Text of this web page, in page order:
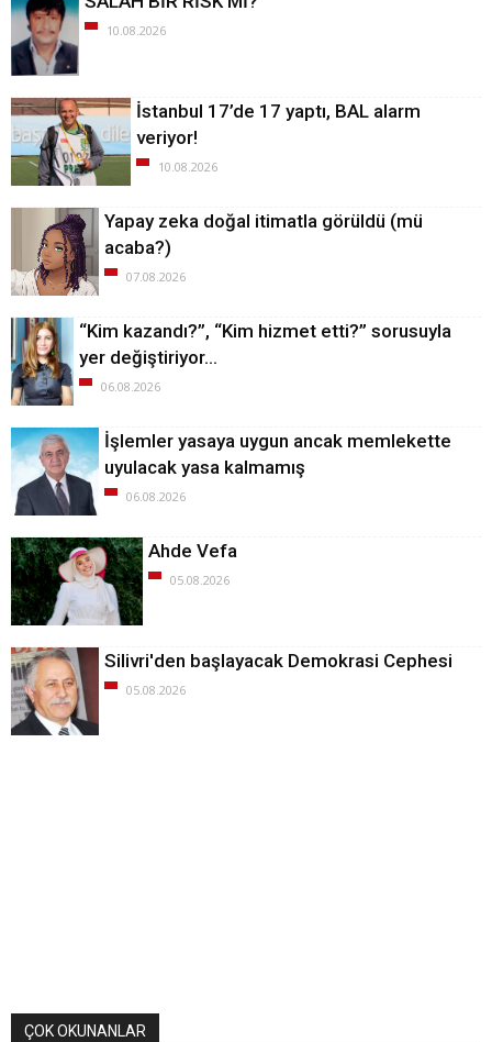
10.08.2026
İstanbul 17’de 17 yaptı, BAL alarm
veriyor!
10.08.2026
Yapay zeka doğal itimatla görüldü (mü
acaba?)
07.08.2026
“Kim kazandı?”, “Kim hizmet etti?” sorusuyla
yer değiştiriyor…
06.08.2026
İşlemler yasaya uygun ancak memlekette
uyulacak yasa kalmamış
06.08.2026
Ahde Vefa
05.08.2026
Silivri'den başlayacak Demokrasi Cephesi
05.08.2026
ÇOK OKUNANLAR